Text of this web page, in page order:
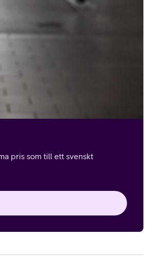
pris som till ett svenskt